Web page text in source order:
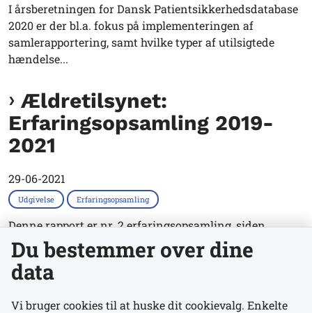
I årsberetningen for Dansk Patientsikkerhedsdatabase
2020 er der bl.a. fokus på implementeringen af
samlerapportering, samt hvilke typer af utilsigtede
hændelse...
Ældretilsynet:
Erfaringsopsamling 2019-
2021
29-06-2021
Udgivelse Erfaringsopsamling
Denne rapport er nr. 2 erfaringsopsamling, siden
ældretilsynet gik sit første tilsyn i 2018. Rapporten ser
på erfaringer fra tilsyn gennemført i perioden fra ma...
RAPPORT
Du bestemmer over dine
data
Vi bruger cookies til at huske dit cookievalg. Enkelte